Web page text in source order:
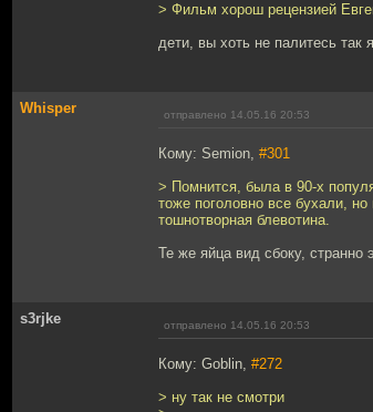
> Фильм хорош рецензией
дети, вы хоть не палитесь так
Whisper отправлено 14.05.16 20:53
Кому: Semion, #301
> Помнится, была в 90-х
тоже поголовно все бухали,
тошнотворная блевотина.
Те же яйца вид сбоку, странно
s3rjke отправлено 14.05.16 20:53
Кому: Goblin, #272
> ну так не смотри